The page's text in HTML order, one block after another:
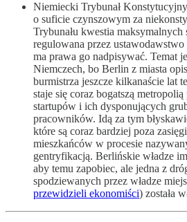
Niemiecki Trybunał
o suficie czynszowym za
Trybunału kwestia
regulowana przez
ma prawa go nadpisywać. Temat
Niemczech, bo Berlin z miasta
burmistrza jeszcze kilkanaście lat
staje się coraz bogatszą
startupów i ich dysponujących
pracowników. Idą za tym
które są coraz bardziej poza
mieszkańców w procesie
gentryfikacją. Berlińskie władze
aby temu zapobiec, ale jedna z
spodziewanych przez władze
przewidzieli ekonomiści) została